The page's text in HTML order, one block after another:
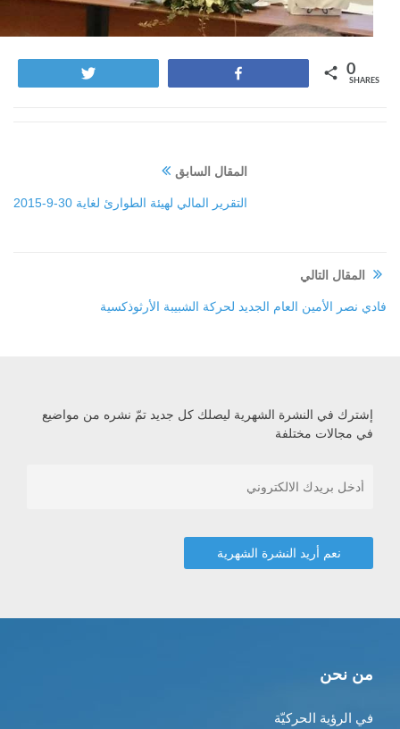
SHARES
المقال السابق
التقرير المالي لهيئة الطوارئ لغاية 30-9-2015‏
المقال التالي
فادي نصر الأمين العام الجديد لحركة الشبيبة الأرثوذكسية
إشترك في النشرة الشهرية ليصلك كل جديد تمّ نشره من مواضيع
في مجالات مختلفة
من نحن
في الرؤية الحركيّة